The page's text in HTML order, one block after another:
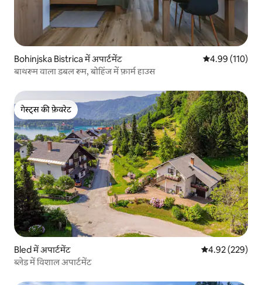
Bohinjska Bistrica में अपार्टमेंट औसत रेटिंग 5 में से
4.99 (110)
बाथरूम वाला डबल रूम, बोहिंज में फ़ार्म हाउस
गेस्ट्स की फ़ेवरेट
गेस्ट्स की फ़ेवरेट
Bled में अपार्टमेंट औसत रेटिंग 5 में से
4.92 (229)
ब्लेड में विशाल अपार्टमेंट